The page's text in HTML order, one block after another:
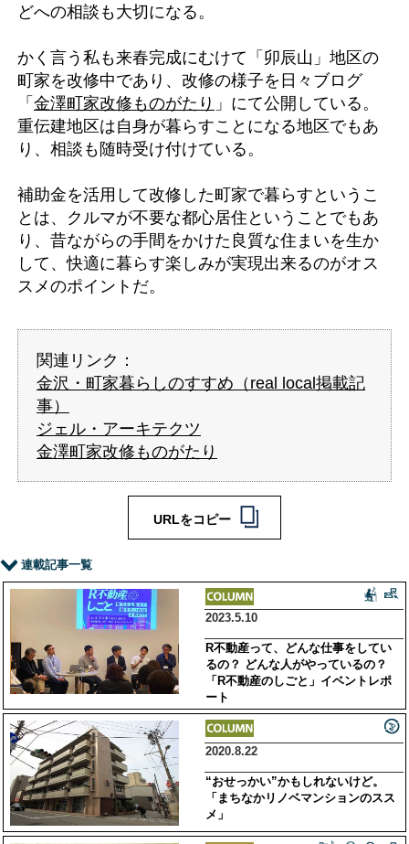
どへの相談も大切になる。
かく言う私も来春完成にむけて「卯辰山」地区の
町家を改修中であり、改修の様子を日々ブログ
「金澤町家改修ものがたり 」にて公開している。
重伝建地区は自身が暮らすことになる地区でもあ
り、相談も随時受け付けている。
補助金を活用して改修した町家で暮らすというこ
とは、クルマが不要な都心居住ということでもあ
り、昔ながらの手間をかけた良質な住まいを生か
して、快適に暮らす楽しみが実現出来るのがオス
スメのポイントだ。
関連リンク：
金沢・町家暮らしのすすめ（real local掲載記
事）
ジェル・アーキテクツ
金澤町家改修ものがたり
URLをコピー
連載記事一覧
2023.5.10
R不動産って、どんな仕事をしてい
るの？ どんな人がやっているの？
「R不動産のしごと」イベントレポ
ート
2020.8.22
“おせっかい”かもしれないけど。
「まちなかリノベマンションのスス
メ」